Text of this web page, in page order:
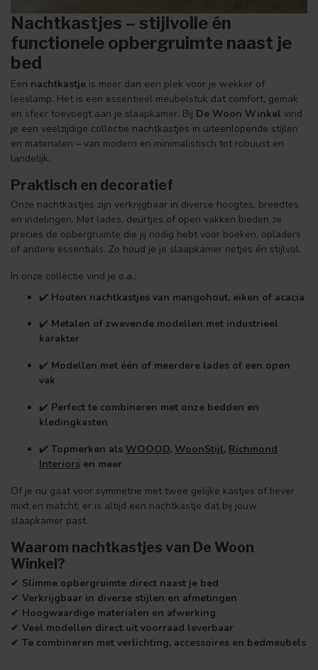
Nachtkastjes – stijlvolle én
functionele opbergruimte naast je
bed
Een nachtkastje is meer dan een plek voor je wekker of
leeslamp. Het is een essentieel meubelstuk dat comfort, gemak
en sfeer toevoegt aan je slaapkamer. Bij De Woon Winkel vind
je een veelzijdige collectie nachtkastjes in uiteenlopende stijlen
en materialen – van modern en minimalistisch tot robuust en
landelijk.
Praktisch en decoratief
Onze nachtkastjes zijn verkrijgbaar in diverse hoogtes, breedtes
en indelingen. Met lades, deurtjes of open vakken bieden ze
precies de opbergruimte die jij nodig hebt voor boeken, opladers
of andere essentials. Zo houd je je slaapkamer netjes én stijlvol.
In onze collectie vind je o.a.:
✔️ Houten nachtkastjes van mangohout, eiken of acacia
✔️ Metalen of zwevende modellen met industrieel
karakter
✔️ Modellen met één of meerdere lades of een open
vak
✔️ Perfect te combineren met onze bedden en
kledingkasten
✔️ Topmerken als WOOOD, WoonStijl, Richmond
Interiors en meer
Of je nu gaat voor symmetrie met twee gelijke kastjes of liever
mixt en matcht: er is altijd een nachtkastje dat bij jouw
slaapkamer past.
Waarom nachtkastjes van De Woon
Winkel?
✔ Slimme opbergruimte direct naast je bed
✔ Verkrijgbaar in diverse stijlen en afmetingen
✔ Hoogwaardige materialen en afwerking
✔ Veel modellen direct uit voorraad leverbaar
✔ Te combineren met verlichting, accessoires en bedmeubels